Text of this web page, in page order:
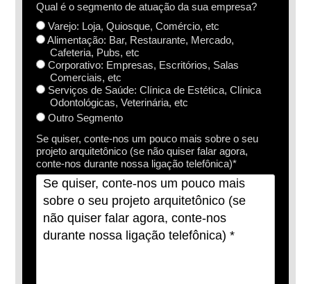
Qual é o segmento de atuação da sua empresa?
Varejo: Loja, Quiosque, Comércio, etc
Alimentação: Bar, Restaurante, Mercado,
Cafeteria, Pubs, etc
Corporativo: Empresas, Escritórios, Salas
Comerciais, etc
Serviços de Saúde: Clínica de Estética, Clínica
Odontológicas, Veterinária, etc
Outro Segmento
Se quiser, conte-nos um pouco mais sobre o seu
projeto arquitetônico (se não quiser falar agora,
conte-nos durante nossa ligação telefônica)*